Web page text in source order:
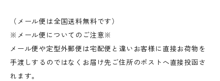
（メール便は全国送料無料です）
※メール便についてのご注意※
メール便や定型外郵便は宅配便と違いお客様に直接お荷物を
手渡しするのではなくお届け先ご住所のポストへ直接投函さ
れます。